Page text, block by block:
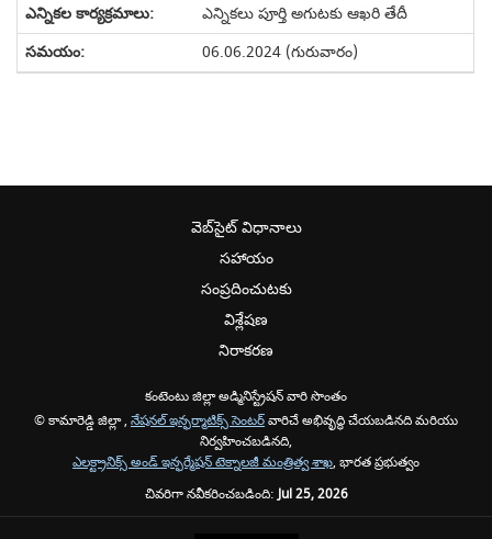
ఎన్నికలు పూర్తి అగుటకు ఆఖరి తేదీ
06.06.2024 (గురువారం)
వెబ్‌సైట్ విధానాలు
సహాయం
సంప్రదించుటకు
విశ్లేషణ
నిరాకరణ
కంటెంటు జిల్లా అడ్మినిస్ట్రేషన్ వారి సొంతం
© కామారెడ్డి జిల్లా , నేషనల్ ఇన్ఫర్మాటిక్స్ సెంటర్వారిచే అభివృద్ధి చేయబడినది మరియు
నిర్వహించబడినది,
ఎలక్ట్రానిక్స్ అండ్ ఇన్ఫర్మేషన్ టెక్నాలజీ మంత్రిత్వ శాఖ, భారత ప్రభుత్వం
చివరిగా నవీకరించబడింది:Jul 25, 2026